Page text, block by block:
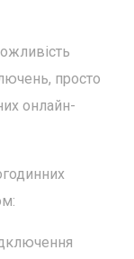
просто
онлайн-